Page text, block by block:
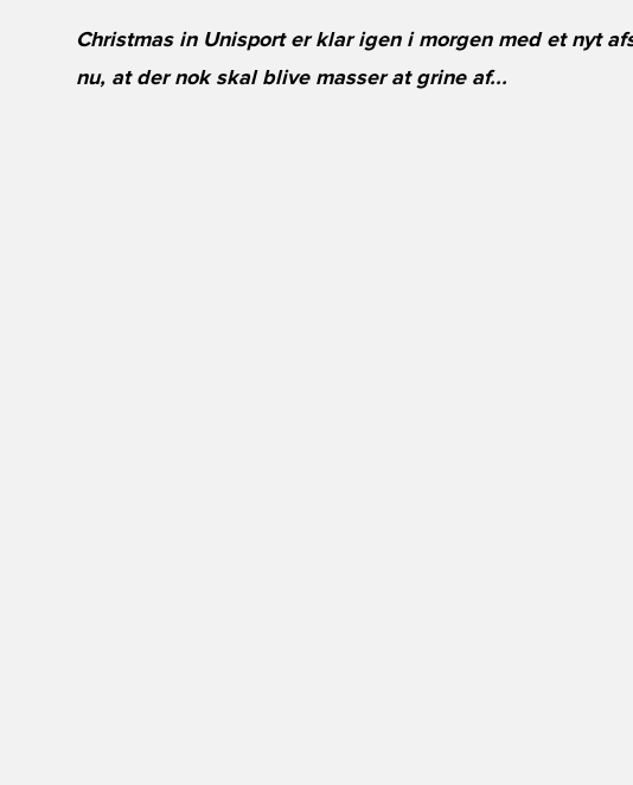
Christmas in Unisport er klar igen i morgen med et nyt
nu, at der nok skal blive masser at grine af...